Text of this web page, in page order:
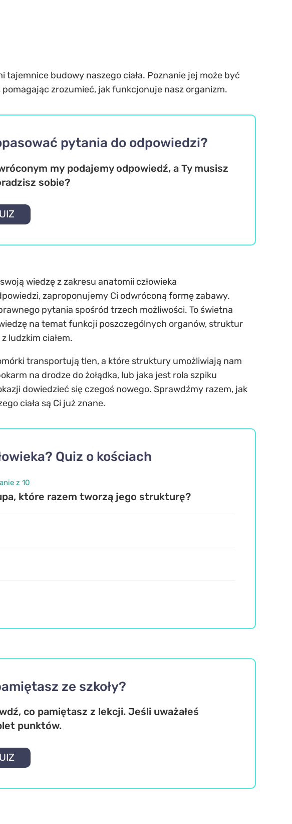
budowy naszego ciała. Poznanie jej może być
zrozumieć, jak funkcjonuje nasz organizm.
pytania do odpowiedzi?
my podajemy odpowiedź, a Ty musisz
sobie?
wiedzę z zakresu anatomii człowieka
zaproponujemy Ci odwróconą formę zabawy.
pytania spośród trzech możliwości. To świetna
na temat funkcji poszczególnych organów, struktur
ludzkim ciałem.
transportują tlen, a które struktury umożliwiają nam
na drodze do żołądka, lub jaka jest rola szpiku
dowiedzieć się czegoś nowego. Sprawdźmy razem, jak
ciała są Ci już znane.
Quiz o kościach
z 10
które razem tworzą jego strukturę?
ze szkoły?
co pamiętasz z lekcji. Jeśli uważałeś
punktów.